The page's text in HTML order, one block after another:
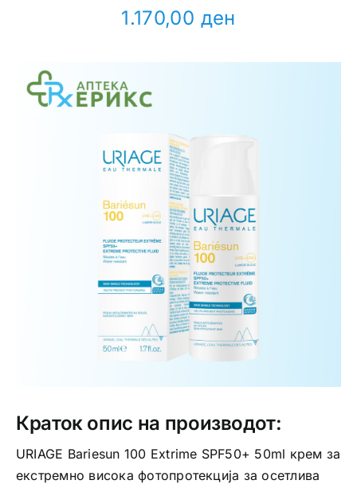
Здравствени проблеми
Лична хигиена
Медицински апрати
1.170,00 ден
Краток опис на производот:
URIAGE Bariesun 100 Extrime SPF50+ 50ml крем за
екстремно висока фотопротекција за осетлива